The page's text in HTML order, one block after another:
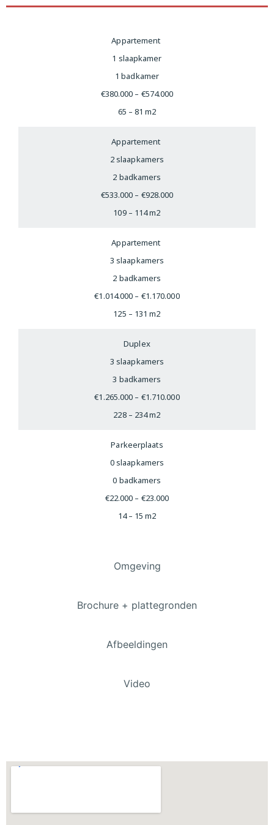
Omgeving
Brochure + plattegronden
Afbeeldingen
Video
Appartement
1 slaapkamer
1 badkamer
€380.000 – €574.000
65 – 81 m2
Appartement
2 slaapkamers
2 badkamers
€533.000 – €928.000
109 – 114 m2
Appartement
3 slaapkamers
2 badkamers
€1.014.000 – €1.170.000
125 – 131 m2
Duplex
3 slaapkamers
3 badkamers
€1.265.000 – €1.710.000
228 – 234 m2
Parkeerplaats
0 slaapkamers
0 badkamers
€22.000 – €23.000
14 – 15 m2